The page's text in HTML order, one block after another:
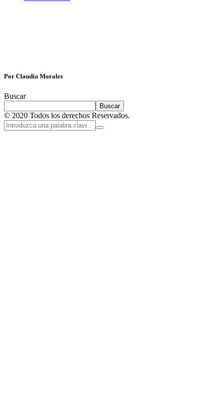
Por Claudia Morales
Buscar
Buscar
© 2020 Todos los derechos Reservados.